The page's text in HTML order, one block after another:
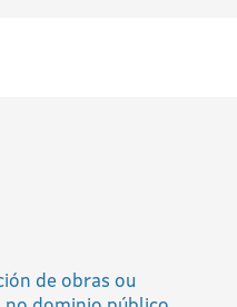
de obras ou